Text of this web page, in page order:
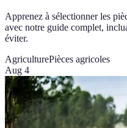
Apprenez à sélectionner les
avec notre guide complet,
éviter.
AgriculturePièces agricoles
Aug 4